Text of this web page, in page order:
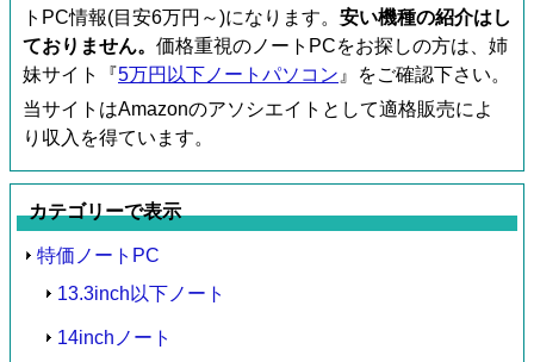
トPC情報(目安6万円～)になります。 安い機種の紹介はし
ておりません。 価格重視のノートPCをお探しの方は、姉
妹サイト『5万円以下ノートパソコン 』をご確認下さい。
当サイトはAmazonのアソシエイトとして適格販売によ
り収入を得ています。
カテゴリーで表示
特価ノートPC
13.3inch以下ノート
14inchノート